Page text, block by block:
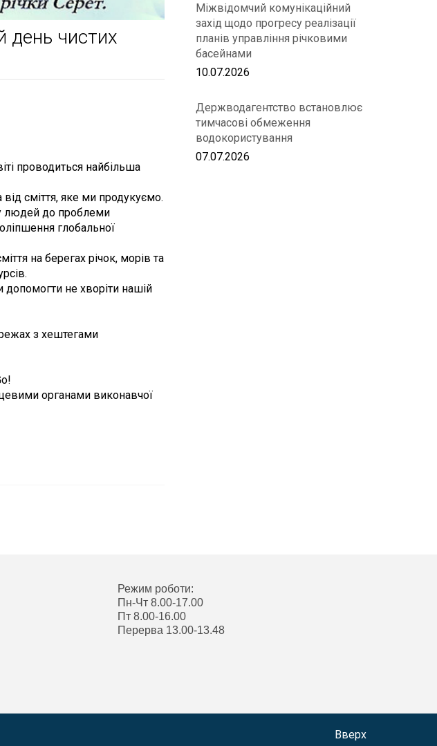
день чистих
проводиться найбільша
сміття, яке ми продукуємо.
людей до проблеми
глобальної
на берегах річок, морів та
не хворіти нашій
з хештегами
органами виконавчої
Міжвідомчий комунікаційний
захід щодо прогресу реалізації
планів управління річковими
басейнами
10.07.2026
Держводагентство встановлює
тимчасові обмеження
водокористування
07.07.2026
Режим роботи:
Пн-Чт 8.00-17.00
Пт 8.00-16.00
Перерва 13.00-13.48
Вверх